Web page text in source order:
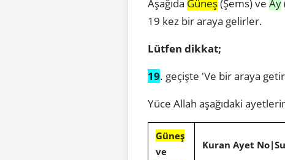
Aşağıda Güneş(Şems) ve Ay
19 kez bir araya gelirler.
Lütfen dikkat;
19. geçişte 'Ve bir araya
Yüce Allah aşağıdaki
Güneş
ve
Kuran Ayet